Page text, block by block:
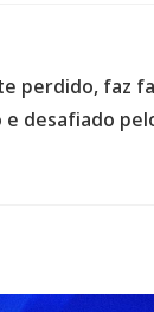
perdido, faz
desafiado